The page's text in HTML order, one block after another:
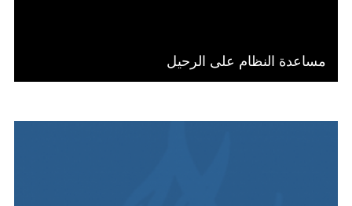
مساعدة النظام على الرحيل